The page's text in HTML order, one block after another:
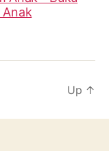
Up ↑